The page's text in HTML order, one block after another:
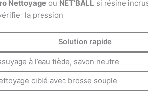
Nettoyage ou NET’BALL si résine
la pression
Solution rapide
à l’eau tiède, savon neutre
ciblé avec brosse souple